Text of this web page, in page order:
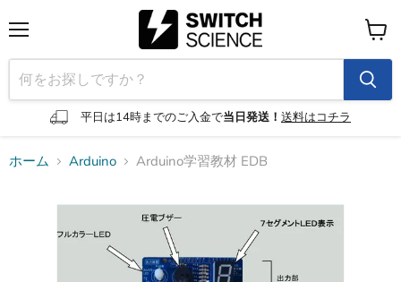
ニ
ュ
ー
平日は14時までのご入金で当日発送！ 送料はコチラ
カ
ー
ト
を
見
ホーム Arduino Arduino学習教材 EDB